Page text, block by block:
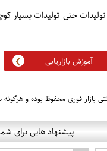
حتی تولیدات بسیار
آموزش بازاریابی
بازار فوری محفوظ بوده و
پیشنهاد هایی برای